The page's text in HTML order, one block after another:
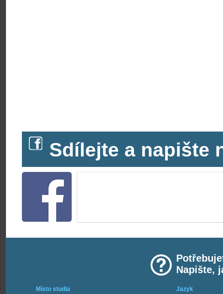
Sdílejte a napište
Napište,
Místo studia Jazyk